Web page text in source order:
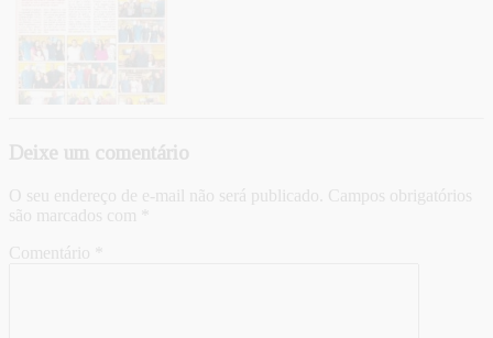
Deixe um comentário
O seu endereço de e-mail não será publicado. Campos obrigatórios
são marcados com
Comentário